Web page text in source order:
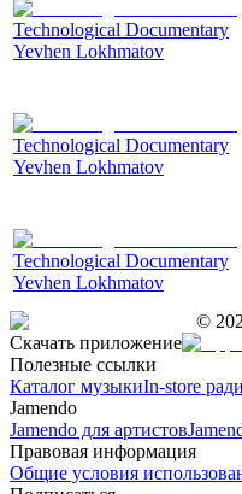
Technological Documentary
Yevhen Lokhmatov
Technological Documentary
Yevhen Lokhmatov
Technological Documentary
Yevhen Lokhmatov
©
Скачать приложение
Полезные ссылки
Каталог музыкиIn-store
Jamendo
Jamendo для артистов
Правовая информация
Общие условия